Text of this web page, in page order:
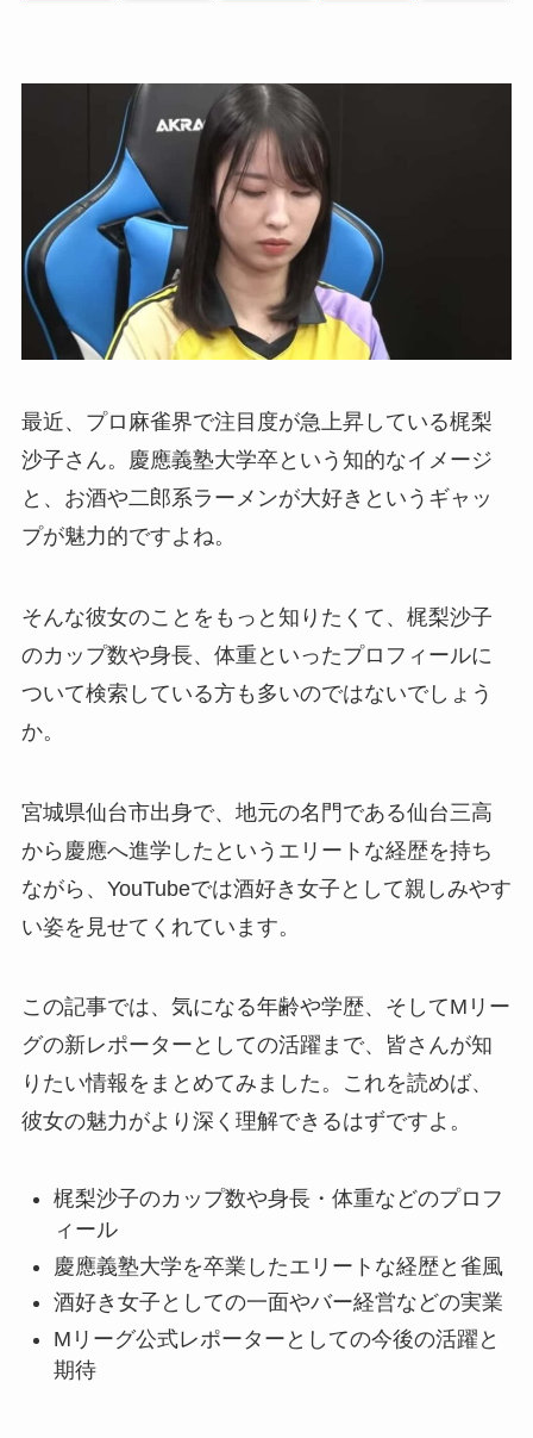
最近、プロ麻雀界で注目度が急上昇している梶梨
沙子さん。慶應義塾大学卒という知的なイメージ
と、お酒や二郎系ラーメンが大好きというギャッ
プが魅力的ですよね。
そんな彼女のことをもっと知りたくて、梶梨沙子
のカップ数や身長、体重といったプロフィールに
ついて検索している方も多いのではないでしょう
か。
宮城県仙台市出身で、地元の名門である仙台三高
から慶應へ進学したというエリートな経歴を持ち
ながら、YouTubeでは酒好き女子として親しみやす
い姿を見せてくれています。
この記事では、気になる年齢や学歴、そしてMリー
グの新レポーターとしての活躍まで、皆さんが知
りたい情報をまとめてみました。これを読めば、
彼女の魅力がより深く理解できるはずですよ。
梶梨沙子のカップ数や身長・体重などのプロフ
ィール
慶應義塾大学を卒業したエリートな経歴と雀風
酒好き女子としての一面やバー経営などの実業
Mリーグ公式レポーターとしての今後の活躍と
期待